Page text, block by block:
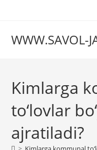
WWW.SAVOL-
Kimlarga
to‘lovlar
ajratiladi?